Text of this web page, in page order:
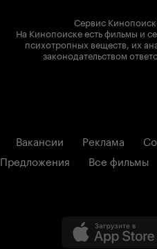
Сервис
На Кинопоиске есть фильмы и
психотропных веществ, их
законодательством
Вакансии Реклама
Предложения
Все фильмы